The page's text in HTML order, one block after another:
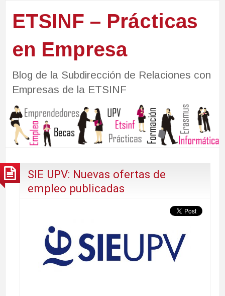
ETSINF – Prácticas
en Empresa
Blog de la Subdirección de Relaciones con
Empresas de la ETSINF
SIE UPV: Nuevas ofertas de
empleo publicadas